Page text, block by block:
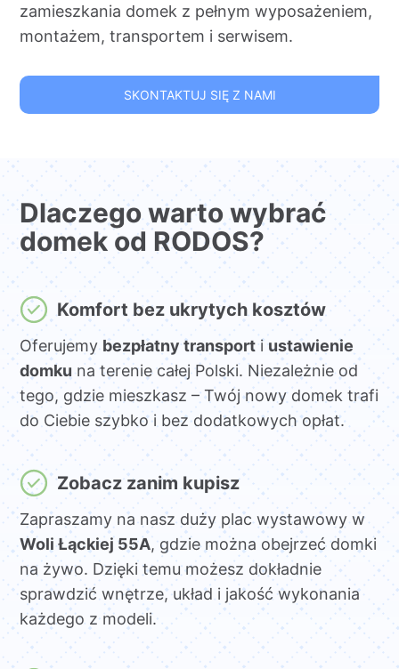
zamieszkania domek z pełnym wyposażeniem,
montażem, transportem i serwisem.
SKONTAKTUJ SIĘ Z NAMI
Dlaczego warto wybrać
domek od RODOS?
Komfort bez ukrytych kosztów
Oferujemybezpłatny transporti ustawienie
domkuna terenie całej Polski. Niezależnie od
tego, gdzie mieszkasz – Twój nowy domek trafi
do Ciebie szybko i bez dodatkowych opłat.
Zobacz zanim kupisz
Zapraszamy na nasz duży plac wystawowy w
Woli Łąckiej 55A, gdzie można obejrzeć domki
na żywo. Dzięki temu możesz dokładnie
sprawdzić wnętrze, układ i jakość wykonania
każdego z modeli.